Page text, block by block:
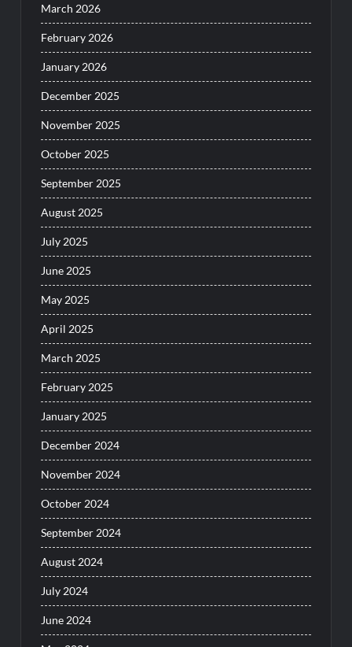
March 2026
February 2026
January 2026
December 2025
November 2025
October 2025
September 2025
August 2025
July 2025
June 2025
May 2025
April 2025
March 2025
February 2025
January 2025
December 2024
November 2024
October 2024
September 2024
August 2024
July 2024
June 2024